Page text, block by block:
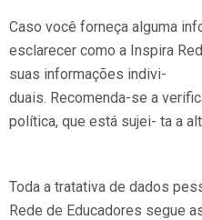
Caso você forneça alguma
esclarecer como a Inspira
suas informações indivi-
duais. Recomenda-se a
política, que está sujei- ta a
Toda a tratativa de dados
Rede de Educadores segue